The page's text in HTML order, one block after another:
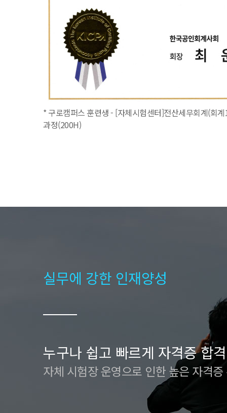
* 구로캠퍼스 훈련생 - [자체시험센터]전산세무회계(회
과정(200H)
실무에 강한 인재양성
누구나 쉽고 빠르게 자격증 합
자체 시험장 운영으로 인한 높은 자격